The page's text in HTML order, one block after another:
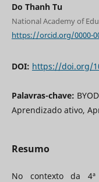
Do Thanh Tu
National Academy of
https://orcid.org/0000-
DOI: https://doi.org/
Palavras-chave:
Aprendizado ativo,
Resumo
No contexto da 4ª